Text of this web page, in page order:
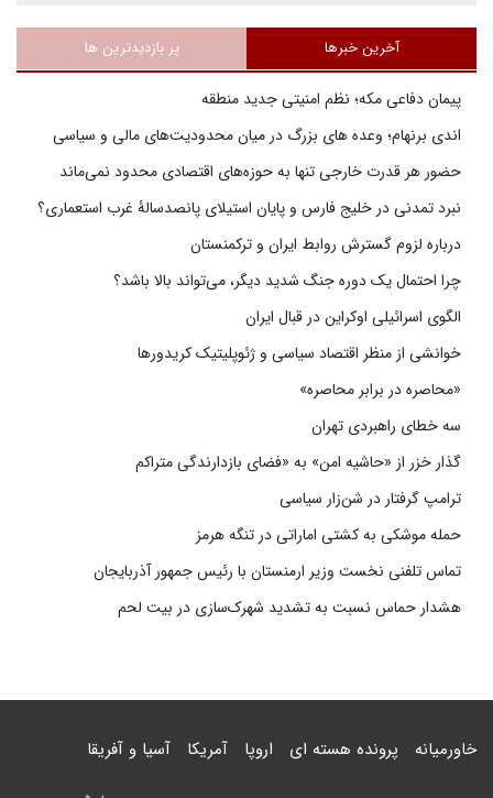
آخرین خبرها پر بازدیدترین ها
پیمان دفاعی مکه؛ نظم امنیتی جدید منطقه
اندی برنهام؛ وعده های بزرگ در میان محدودیت‌های مالی و سیاسی
حضور هر قدرت خارجی تنها به حوزه‌های اقتصادی محدود نمی‌ماند
نبرد تمدنی در خلیج فارس و پایان استیلای پانصدسالۀ غرب استعماری؟
درباره لزوم گسترش روابط ایران و ترکمنستان
چرا احتمال یک دوره جنگ شدید دیگر، می‌تواند بالا باشد؟
الگوی اسرائیلی اوکراین در قبال ایران
خوانشی از منظر اقتصاد سیاسی و ژئوپلیتیک کریدورها
«محاصره در برابر محاصره»
سه خطای راهبردی تهران
گذار خزر از «حاشیه امن» به «فضای بازدارندگی متراکم
ترامپ گرفتار در شن‌زار سیاسی
حمله موشکی به کشتی اماراتی در تنگه هرمز
تماس تلفنی نخست وزیر ارمنستان با رئیس جمهور آذربایجان
هشدار حماس نسبت به تشدید شهرک‌سازی در بیت‌ لحم
خاورمیانه پرونده هسته ای اروپا آمریکا آسیا و آفریقا